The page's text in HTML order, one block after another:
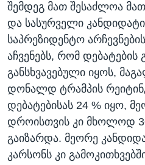
შემდეგ მათ შესაძლოა
და სასურველი კანდიდატი
საპრეზიდენტო
აჩვენებს, რომ დებატების
განსხვავებული იყოს,
დონალდ ტრამპის
დებატებისას 24 % იყო,
დროისთვის კი მხოლოდ
გაიზარდა. მეორე
კარსონს კი